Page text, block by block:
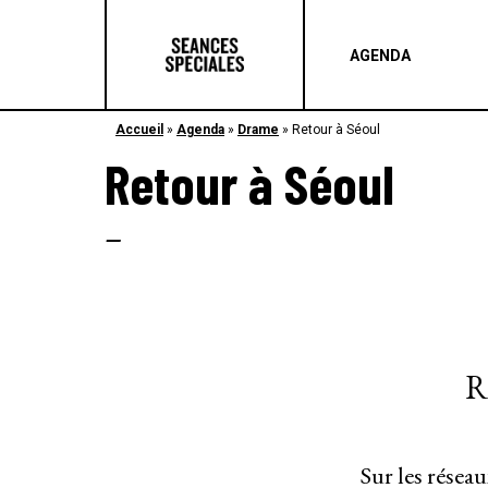
AGENDA
Accueil » Agenda » Drame » Retour à Séoul
Retour à Séoul
–
Sur les